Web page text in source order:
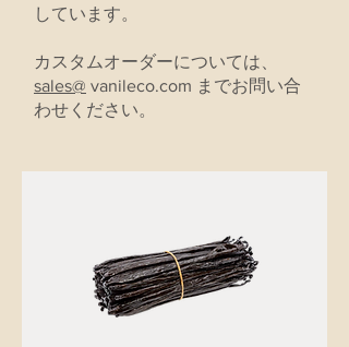
しています。
カスタムオーダーについては、
sales@ vanileco.com までお問い合
わせください。